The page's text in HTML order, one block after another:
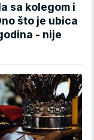
sa kolegom i
što je ubica
- nije